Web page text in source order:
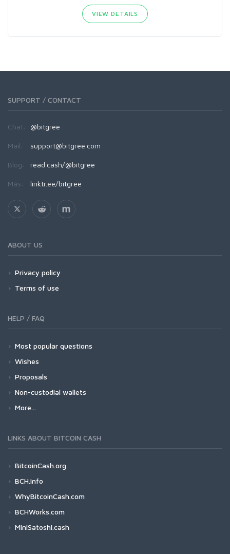
VIEW DETAILS
SUPPORT / CONTACT
Chat: @bitgree
Mail: support@bitgree.com
Blog: read.cash/@bitgree
Más: linktr.ee/bitgree
ABOUT US
Privacy policy
Terms of use
HELP / FAQ
Most popular questions
Wishes
Proposals
Non-custodial wallets
More...
LINKS ABOUT BITCOIN CASH
BitcoinCash.org
BCH.info
WhyBitcoinCash.com
BCHWorks.com
MiniSatoshi.cash